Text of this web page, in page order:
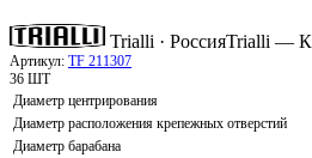
Trialli · РоссияTrialli —
Артикул: TF 211307
36 ШТ
Диаметр центрирования
Диаметр расположения крепежных отверстий
Диаметр барабана